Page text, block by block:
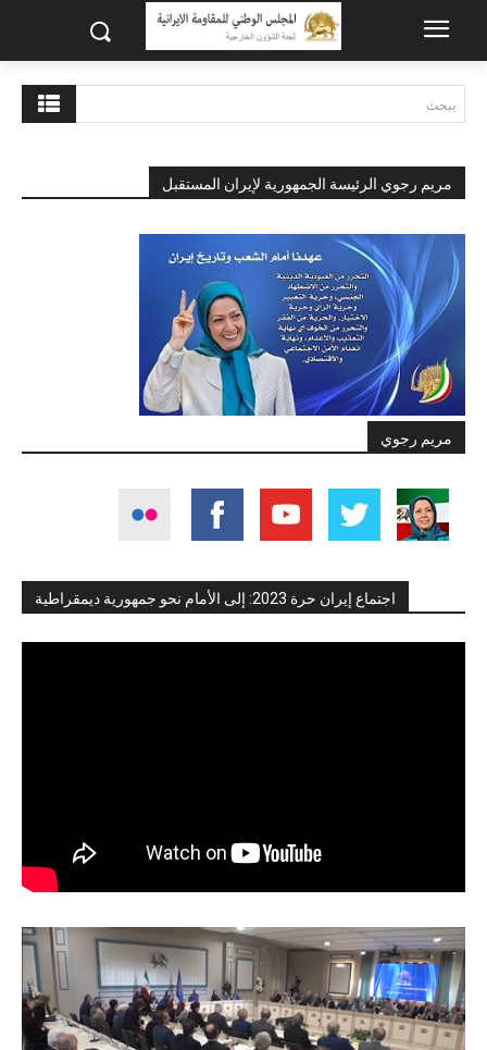
يبحث
مريم رجوي الرئيسة الجمهورية لإيران المستقبل
مريم رجوي
اجتماع إيران حرة 2023: إلى الأمام نحو جمهورية ديمقراطية